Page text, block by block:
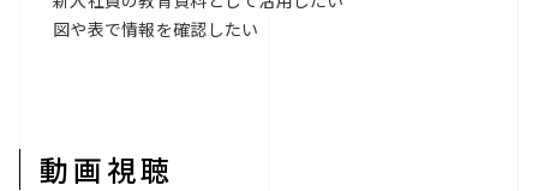
図や表で情報を確認したい
動画視聴